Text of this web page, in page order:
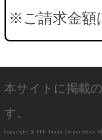
※ご請求金額
本サイトに掲載
す。